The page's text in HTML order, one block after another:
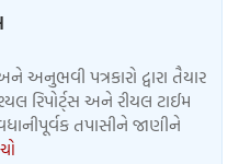
અનુભવી પત્રકારો દ્વારા તૈયાર
રિપોર્ટ્સ અને રીયલ ટાઈમ
તપાસીને જાણીને